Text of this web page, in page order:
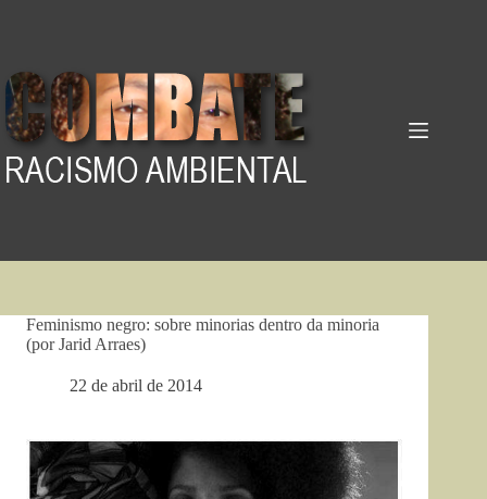
Feminismo negro: sobre minorias dentro da minoria
(por Jarid Arraes)
22 de abril de 2014